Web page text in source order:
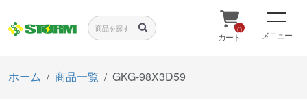
0
カート メニュー
ホーム 商品一覧 GKG-98X3D59